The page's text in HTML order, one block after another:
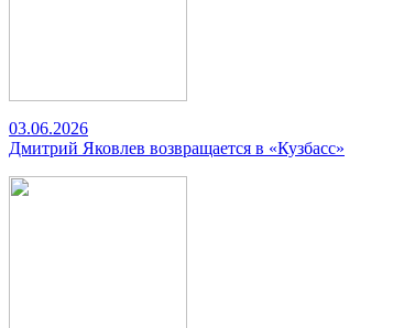
03.06.2026
Дмитрий Яковлев возвращается в «Кузбасс»